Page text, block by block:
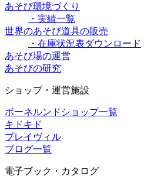
あそび環境づくり
・実績一覧
世界のあそび道具の販売
・在庫状況表ダウンロード
あそび場の運営
あそびの研究
ショップ・運営施設
ボーネルンドショップ一覧
キドキド
プレイヴィル
ブログ一覧
電子ブック・カタログ